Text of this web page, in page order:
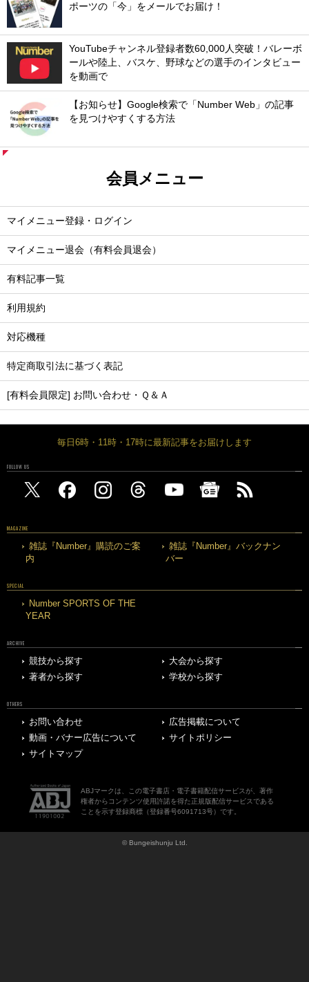
ポーツの「今」をメールでお届け！
YouTubeチャンネル登録者数60,000人突破！バレーボ
ールや陸上、バスケ、野球などの選手のインタビュー
を動画で
【お知らせ】Google検索で「Number Web」の記事
を見つけやすくする方法
会員メニュー
マイメニュー登録・ログイン
マイメニュー退会（有料会員退会）
有料記事一覧
利用規約
対応機種
特定商取引法に基づく表記
[有料会員限定] お問い合わせ・Ｑ＆Ａ
毎日6時・11時・17時に最新記事をお届けします
FOLLOW US
MAGAZINE
雑誌『Number』購読のご案
内
雑誌『Number』バックナン
バー
SPECIAL
Number SPORTS OF THE
YEAR
ARCHIVE
競技から探す
大会から探す
著者から探す
学校から探す
OTHERS
お問い合わせ
広告掲載について
動画・バナー広告について
サイトポリシー
サイトマップ
ABJマークは、この電子書店・電子書籍配信サービスが、著作
権者からコンテンツ使用許諾を得た正規版配信サービスである
ことを示す登録商標（登録番号6091713号）です。
© Bungeishunju Ltd.